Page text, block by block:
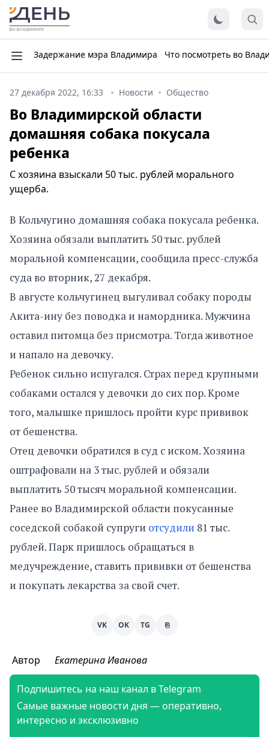
Задержание мэра Владимира Что посмотреть во
27 декабря 2022, 16:33 Новости Общество
Во Владимирской области
домашняя собака покусала
ребенка
С хозяина взыскали 50 тыс. рублей морального
ущерба.
В Кольчугино домашняя собака покусала ребенка.
Хозяина обязали выплатить 50 тыс. рублей
моральной компенсации, сообщила пресс-служба
суда во вторник, 27 декабря.
В августе кольчугинец выгуливал собаку породы
Акита-ину без поводка и намордника. Мужчина
оставил питомца без присмотра. Тогда животное
и напало на девочку.
Ребенок сильно испугался. Страх перед крупными
собаками остался у девочки до сих пор. Кроме
того, малышке пришлось пройти курс прививок
от бешенства.
Отец девочки обратился в суд с иском. Хозяина
оштрафовали на 3 тыс. рублей и обязали
выплатить 50 тысяч моральной компенсации.
Ранее во Владимирской области покусанные
соседской собакой супруги отсудили 81 тыс.
рублей. Парк пришлось обращаться в
медучреждение, ставить прививки от бешенства
и покупать лекарства за свой счет.
VK OK TG ⎘
Автор Екатерина Иванова
Подпишитесь на наш канал в Telegram
Самые важные новости дня — оперативно,
интересно и эксклюзивно